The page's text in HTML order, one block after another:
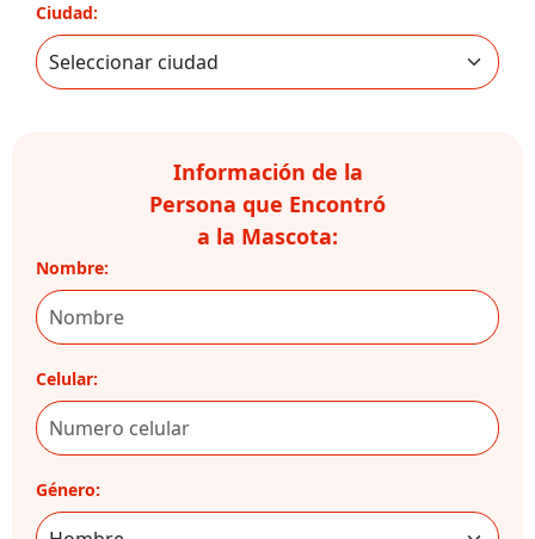
Ciudad:
Información de la
Persona que Encontró
a la Mascota:
Nombre:
Celular:
Género: